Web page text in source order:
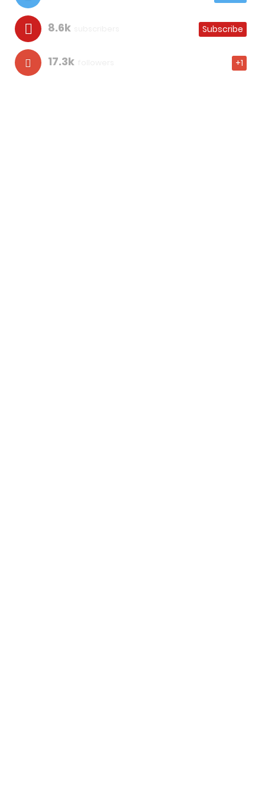
8.6k Subscribe
17.3k +1